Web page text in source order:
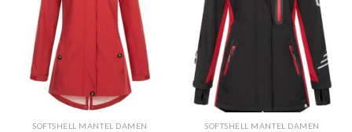
SOFTSHELL MANTEL DAMEN SOFTSHELL MANTEL DAMEN